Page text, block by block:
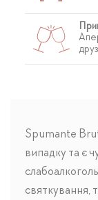
Spumante Brut
випадку та є
святкування,